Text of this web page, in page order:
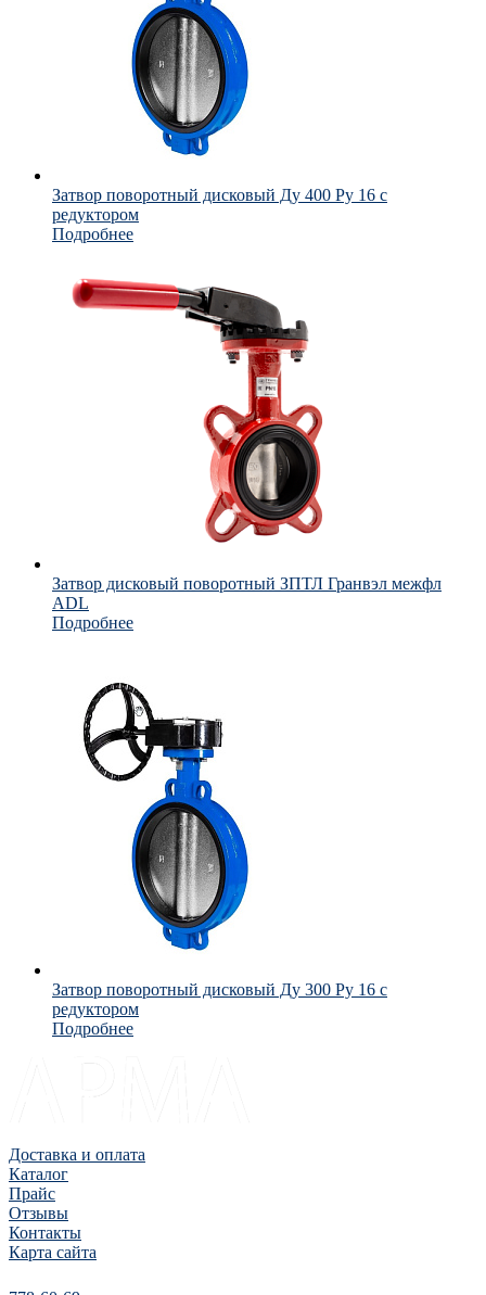
Затвор поворотный дисковый Ду 400 Ру 16 с
редуктором
Подробнее
Затвор дисковый поворотный ЗПТЛ Гранвэл межфл
ADL
Подробнее
Затвор поворотный дисковый Ду 300 Ру 16 с
редуктором
Подробнее
Доставка и оплата
Каталог
Прайс
Отзывы
Контакты
Карта сайта